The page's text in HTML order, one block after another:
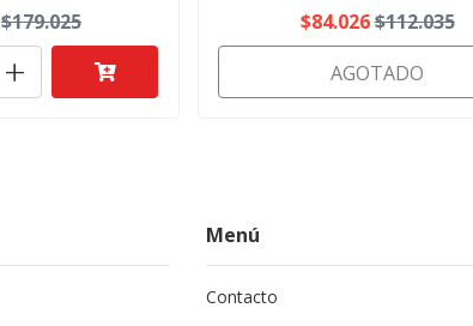
$179.025
+
$84.026$112.035
AGOTADO
Menú
Contacto